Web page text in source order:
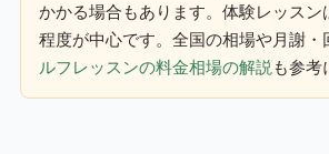
かかる場合もあります。体験レッスン
程度が中心です。全国の相場や月謝・
ルフレッスンの料金相場の解説も参考